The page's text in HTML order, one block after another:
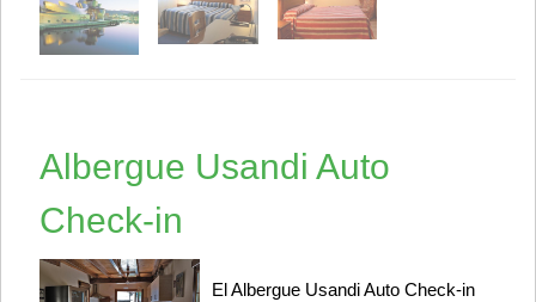
Albergue Usandi Auto
Check-in
El Albergue Usandi Auto Check-in